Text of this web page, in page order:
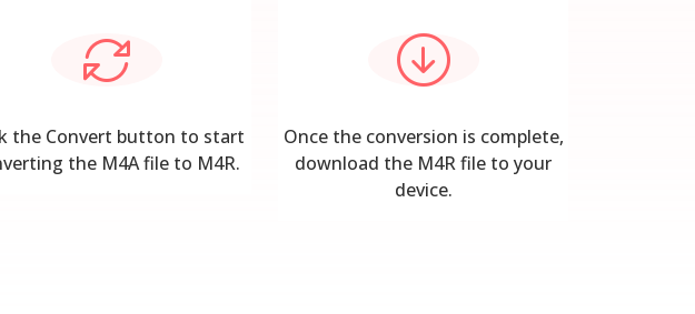
the Convert button to start
the M4A file to M4R.
Once the conversion is complete,
download the M4R file to your
device.